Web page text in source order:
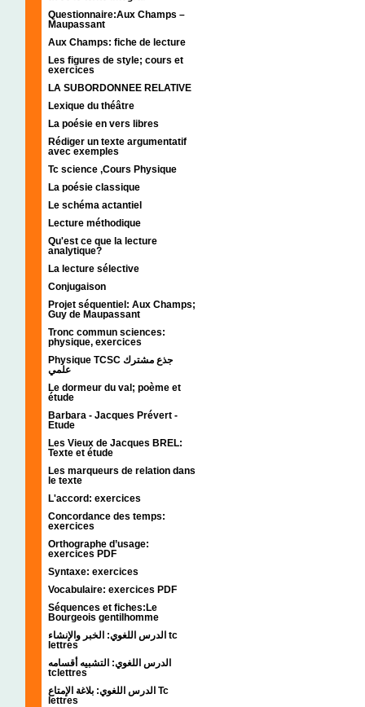
Questionnaire:Aux Champs –
Maupassant
Aux Champs: fiche de lecture
Les figures de style; cours et
exercices
LA SUBORDONNEE RELATIVE
Lexique du théâtre
La poésie en vers libres
Rédiger un texte argumentatif
avec exemples
Tc science ,Cours Physique
La poésie classique
Le schéma actantiel
Lecture méthodique
Qu'est ce que la lecture
analytique?
La lecture sélective
Conjugaison
Projet séquentiel: Aux Champs;
Guy de Maupassant
Tronc commun sciences:
physique, exercices
Physique TCSC جذع مشترك
علمي
Le dormeur du val; poème et
étude
Barbara - Jacques Prévert -
Etude
Les Vieux de Jacques BREL:
Texte et étude
Les marqueurs de relation dans
le texte
L'accord: exercices
Concordance des temps:
exercices
Orthographe d’usage:
exercices PDF
Syntaxe: exercices
Vocabulaire: exercices PDF
Séquences et fiches:Le
Bourgeois gentilhomme
الدرس اللغوي: الخبر والإنشاء tc
lettres
الدرس اللغوي: التشبيه أقسامه
tclettres
الدرس اللغوي: بلاغة الإمتاع Tc
lettres